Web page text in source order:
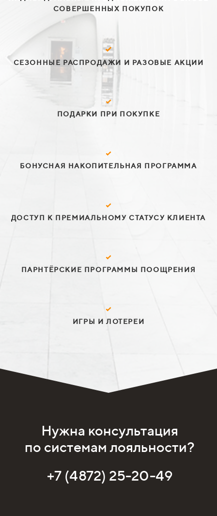
СОВЕРШЕННЫХ ПОКУПОК
СЕЗОННЫЕ РАСПРОДАЖИ И РАЗОВЫЕ АКЦИИ
ПОДАРКИ ПРИ ПОКУПКЕ
БОНУСНАЯ НАКОПИТЕЛЬНАЯ ПРОГРАММА
ДОСТУП К ПРЕМИАЛЬНОМУ СТАТУСУ КЛИЕНТА
ПАРНТЁРСКИЕ ПРОГРАММЫ ПООЩРЕНИЯ
ИГРЫ И ЛОТЕРЕИ
Нужна консультация
по системам лояльности?
+7 (4872) 25-20-49